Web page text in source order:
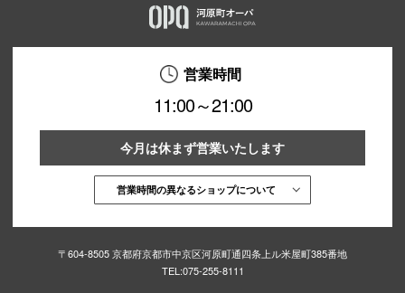
営業時間
11:00～21:00
今月は休まず営業いたします
営業時間の異なるショップについて
〒604-8505 京都府京都市中京区河原町通四条上ル米屋町385番地
TEL:075-255-8111